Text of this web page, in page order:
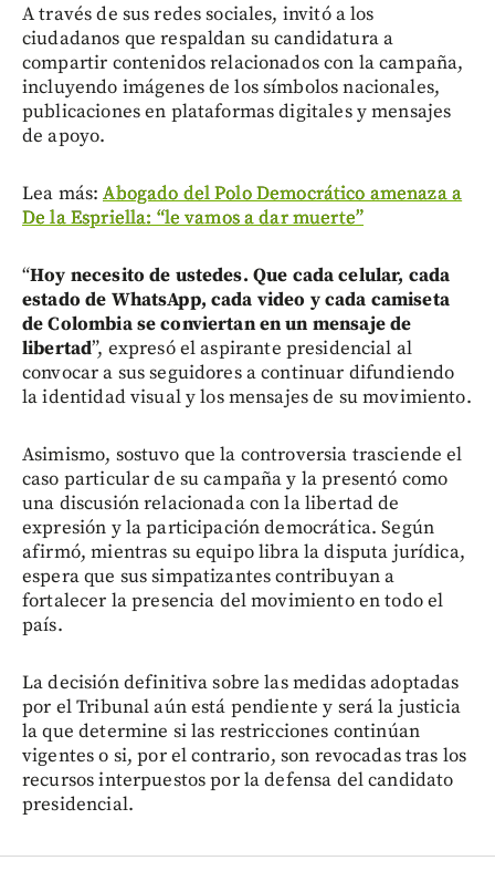
A través de sus redes sociales, invitó a los
ciudadanos que respaldan su candidatura a
compartir contenidos relacionados con la campaña,
incluyendo imágenes de los símbolos nacionales,
publicaciones en plataformas digitales y mensajes
de apoyo.
Lea más:Abogado del Polo Democrático amenaza a
De la Espriella: “le vamos a dar muerte”
“Hoy necesito de ustedes. Que cada celular, cada
estado de WhatsApp, cada video y cada camiseta
de Colombia se conviertan en un mensaje de
libertad”, expresó el aspirante presidencial al
convocar a sus seguidores a continuar difundiendo
la identidad visual y los mensajes de su movimiento.
Asimismo, sostuvo que la controversia trasciende el
caso particular de su campaña y la presentó como
una discusión relacionada con la libertad de
expresión y la participación democrática. Según
afirmó, mientras su equipo libra la disputa jurídica,
espera que sus simpatizantes contribuyan a
fortalecer la presencia del movimiento en todo el
país.
La decisión definitiva sobre las medidas adoptadas
por el Tribunal aún está pendiente y será la justicia
la que determine si las restricciones continúan
vigentes o si, por el contrario, son revocadas tras los
recursos interpuestos por la defensa del candidato
presidencial.